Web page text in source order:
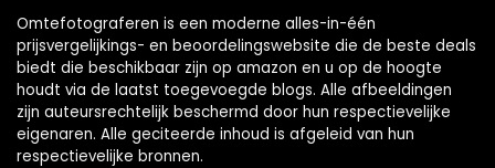
Omtefotograferen is een moderne alles-in-één
prijsvergelijkings- en beoordelingswebsite die de beste deals
biedt die beschikbaar zijn op amazon en u op de hoogte
houdt via de laatst toegevoegde blogs. Alle afbeeldingen
zijn auteursrechtelijk beschermd door hun respectievelijke
eigenaren. Alle geciteerde inhoud is afgeleid van hun
respectievelijke bronnen.